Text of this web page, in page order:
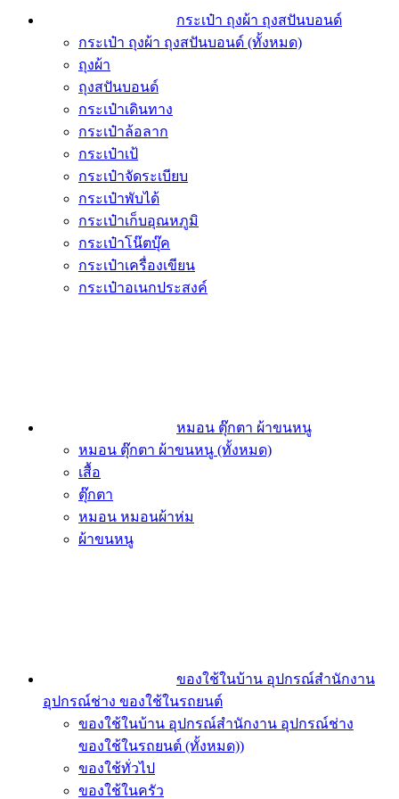
กระเป๋า ถุงผ้า ถุงสปันบอนด์
กระเป๋า ถุงผ้า ถุงสปันบอนด์ (ทั้งหมด)
ถุงผ้า
ถุงสปันบอนด์
กระเป๋าเดินทาง
กระเป๋าล้อลาก
กระเป๋าเป้
กระเป๋าจัดระเบียบ
กระเป๋าพับได้
กระเป๋าเก็บอุณหภูมิ
กระเป๋าโน๊ตบุ๊ค
กระเป๋าเครื่องเขียน
กระเป๋าอเนกประสงค์
หมอน ตุ๊กตา ผ้าขนหนู
หมอน ตุ๊กตา ผ้าขนหนู (ทั้งหมด)
เสื้อ
ตุ๊กตา
หมอน หมอนผ้าห่ม
ผ้าขนหนู
ของใช้ในบ้าน อุปกรณ์สำนักงาน
อุปกรณ์ช่าง ของใช้ในรถยนต์
ของใช้ในบ้าน อุปกรณ์สำนักงาน อุปกรณ์ช่าง
ของใช้ในรถยนต์ (ทั้งหมด))
ของใช้ทั่วไป
ของใช้ในครัว